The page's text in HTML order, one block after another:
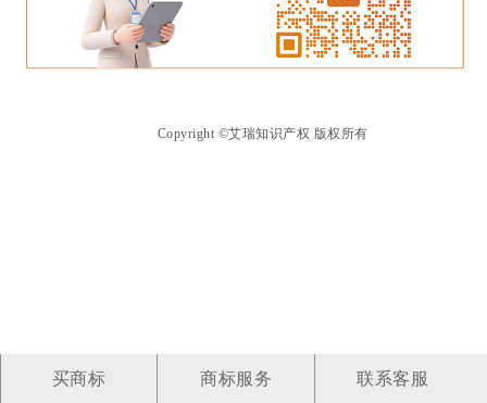
买商标 商标服务 联系客服
Copyright ©艾瑞知识产权 版权所有